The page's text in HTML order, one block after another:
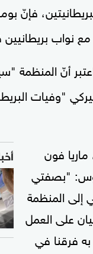
فإنّ
مع نواب
أنّ المنظمة
فون
"بصفتي
إلى المنظمة
على العمل
فرقنا في